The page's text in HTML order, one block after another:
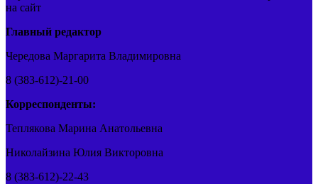
на сайт
Главный редактор
Чередова Маргарита Владимировна
8 (383-612)-21-00
Корреспонденты:
Теплякова Марина Анатольевна
Николайзина Юлия Викторовна
8 (383-612)-22-43